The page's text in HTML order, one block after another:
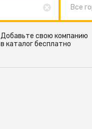
Все
Добавьте свою компанию
в каталог бесплатно